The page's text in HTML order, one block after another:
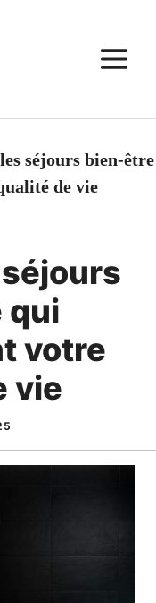
séjours bien-être
de vie
qui
votre
vie